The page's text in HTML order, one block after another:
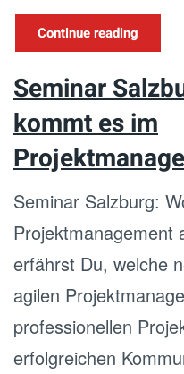
Continue reading
Seminar
kommt es im
Seminar Salzburg:
Projektmanagement
erfährst Du, welche
agilen
professionellen
erfolgreichen